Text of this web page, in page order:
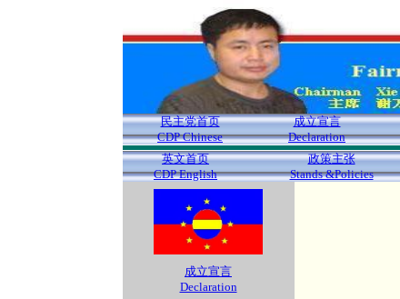
民主党首页
CDP Chinese
成立宣言
Declaration
英文首页
CDP English
政策主张
Stands &Policies
成立宣言
Declaration